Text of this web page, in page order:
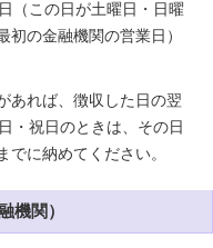
（この日が土曜日・日曜
初の金融機関の営業日）
あれば、徴収した日の翌
・祝日のときは、その日
でに納めてください。
機関）